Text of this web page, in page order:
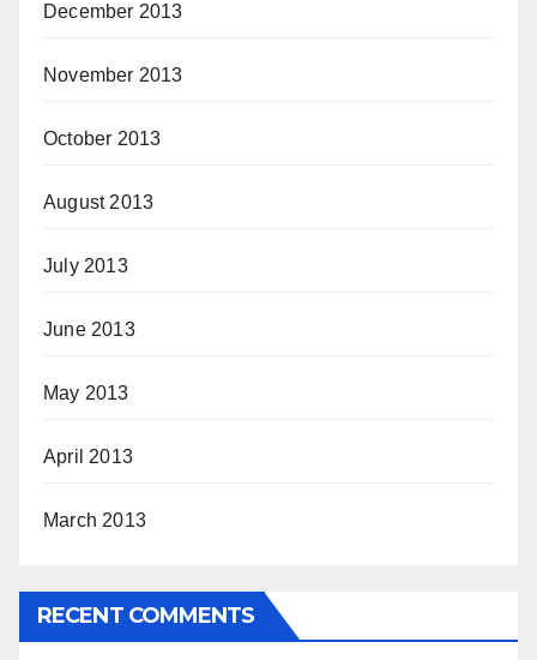
December 2013
November 2013
October 2013
August 2013
July 2013
June 2013
May 2013
April 2013
March 2013
RECENT COMMENTS